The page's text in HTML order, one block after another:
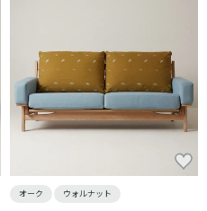
オーク ウォルナット